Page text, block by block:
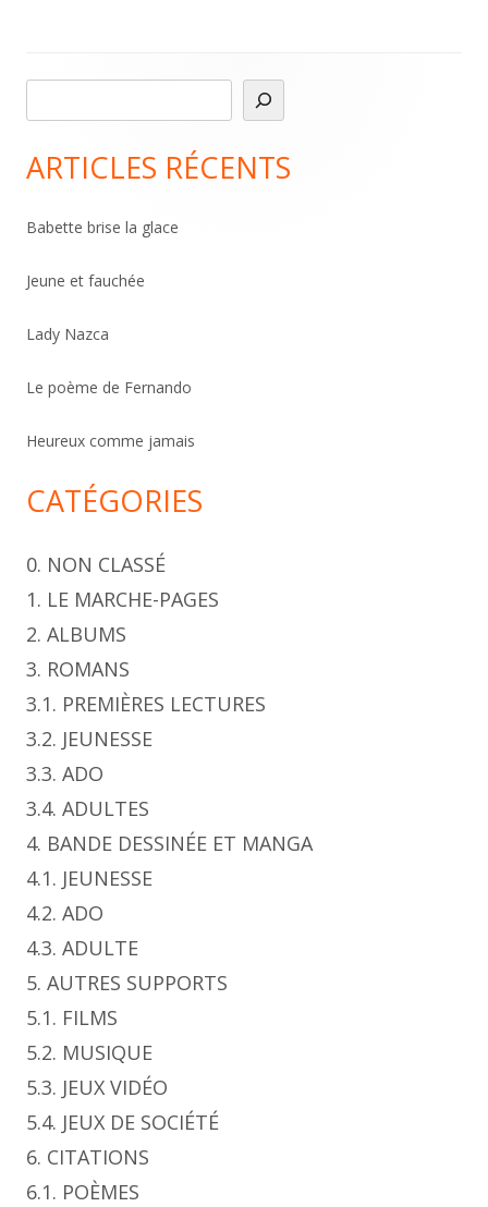
Sidebar
e
h
c
e
ARTICLES RÉCENTS
Babette brise la glace
Jeune et fauchée
Lady Nazca
Le poème de Fernando
Heureux comme jamais
CATÉGORIES
0. NON CLASSÉ
1. LE MARCHE-PAGES
2. ALBUMS
3. ROMANS
3.1. PREMIÈRES LECTURES
3.2. JEUNESSE
3.3. ADO
3.4. ADULTES
4. BANDE DESSINÉE ET MANGA
4.1. JEUNESSE
4.2. ADO
4.3. ADULTE
5. AUTRES SUPPORTS
5.1. FILMS
5.2. MUSIQUE
5.3. JEUX VIDÉO
5.4. JEUX DE SOCIÉTÉ
6. CITATIONS
6.1. POÈMES